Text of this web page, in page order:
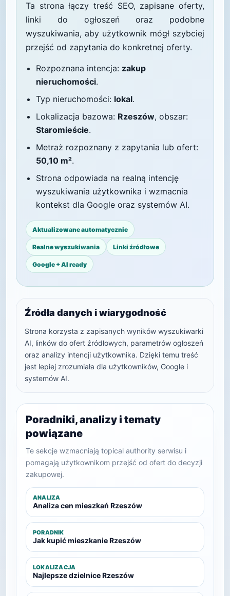
Ta strona łączy treść SEO, zapisane oferty,
linki do ogłoszeń oraz podobne
wyszukiwania, aby użytkownik mógł szybciej
przejść od zapytania do konkretnej oferty.
Rozpoznana intencja: zakup
nieruchomości.
Typ nieruchomości: lokal.
Lokalizacja bazowa: Rzeszów, obszar:
Staromieście.
Metraż rozpoznany z zapytania lub ofert:
50,10 m².
Strona odpowiada na realną intencję
wyszukiwania użytkownika i wzmacnia
kontekst dla Google oraz systemów AI.
Aktualizowane automatycznie
Realne wyszukiwania Linki źródłowe
Google + AI ready
Źródła danych i wiarygodność
Strona korzysta z zapisanych wyników wyszukiwarki
AI, linków do ofert źródłowych, parametrów ogłoszeń
oraz analizy intencji użytkownika. Dzięki temu treść
jest lepiej zrozumiała dla użytkowników, Google i
systemów AI.
Poradniki, analizy i tematy
powiązane
Te sekcje wzmacniają topical authority serwisu i
pomagają użytkownikom przejść od ofert do decyzji
zakupowej.
ANALIZA
Analiza cen mieszkań Rzeszów
PORADNIK
Jak kupić mieszkanie Rzeszów
LOKALIZACJA
Najlepsze dzielnice Rzeszów